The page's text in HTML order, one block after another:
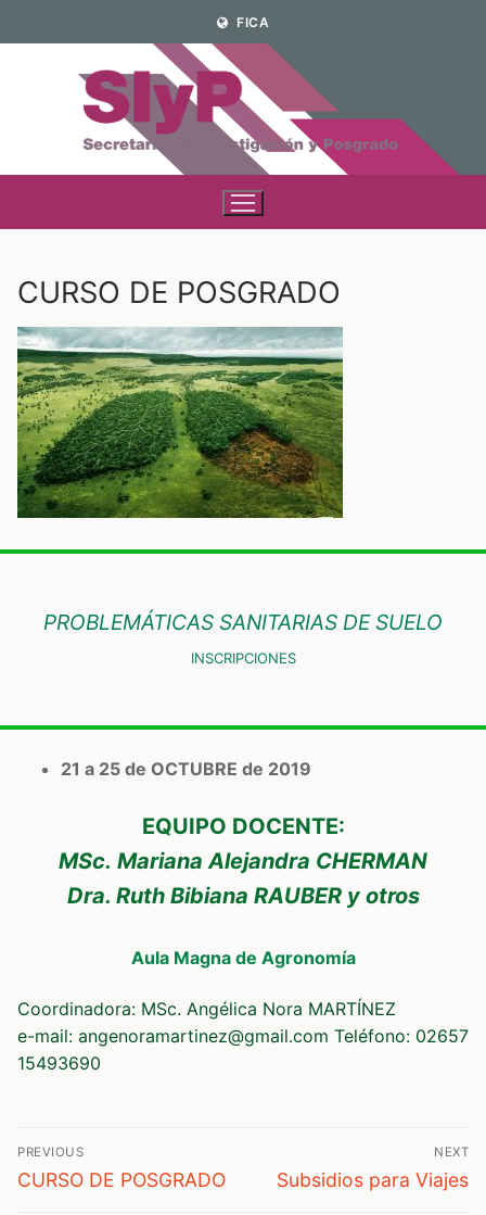
al
FICA
CURSO DE POSGRADO
PROBLEMÁTICAS SANITARIAS DE SUELO
INSCRIPCIONES
21 a 25 de OCTUBRE de 2019
EQUIPO DOCENTE:
MSc. Mariana Alejandra CHERMAN
Dra. Ruth Bibiana RAUBER y otros
Aula Magna de Agronomía
Coordinadora: MSc. Angélica Nora MARTÍNEZ
e-mail: angenoramartinez@gmail.com Teléfono: 02657
15493690
Navegación
de
PREVIOUS
Previous
CURSO DE POSGRADO
NEXT
Next
Subsidios para Viajes